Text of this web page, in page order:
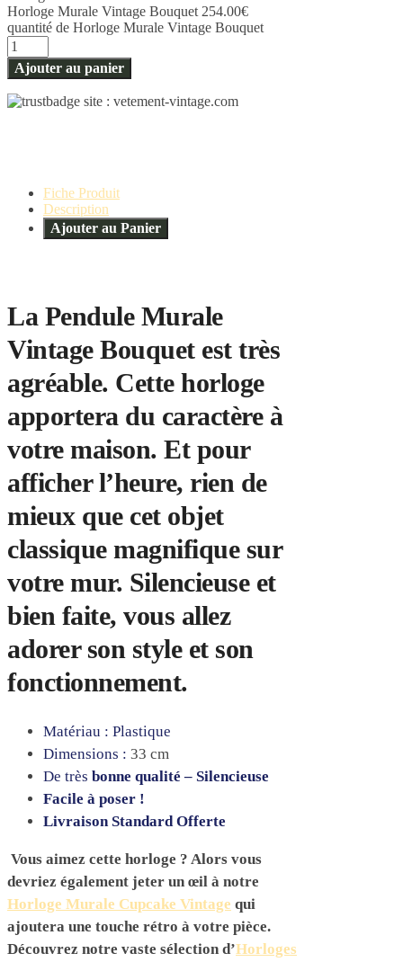
Horloge Murale Vintage Bouquet 254.00€
quantité de Horloge Murale Vintage Bouquet
Ajouter au panier
Fiche Produit
Description
Ajouter au Panier
La Pendule Murale
Vintage Bouquet est très
agréable. Cette horloge
apportera du caractère à
votre maison. Et pour
afficher l’heure, rien de
mieux que cet objet
classique magnifique sur
votre mur. Silencieuse et
bien faite, vous allez
adorer son style et son
fonctionnement.
Matériau : Plastique
Dimensions : 33 cm
De très bonne qualité – Silencieuse
Facile à poser !
Livraison Standard Offerte
Vous aimez cette horloge ? Alors vous
devriez également jeter un œil à notre
Horloge Murale Cupcake Vintage qui
ajoutera une touche rétro à votre pièce.
Découvrez notre vaste sélection d’Horloges